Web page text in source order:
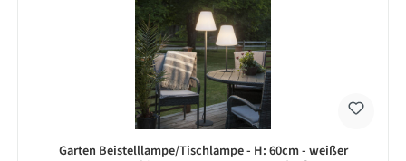
Garten Beistelllampe/Tischlampe - H: 60cm - weißer